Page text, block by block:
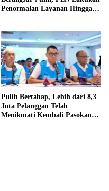
Penormalan Layanan Hingga
Pulih Bertahap, Lebih dari 8,3
Juta Pelanggan Telah
Menikmati Kembali Pasokan